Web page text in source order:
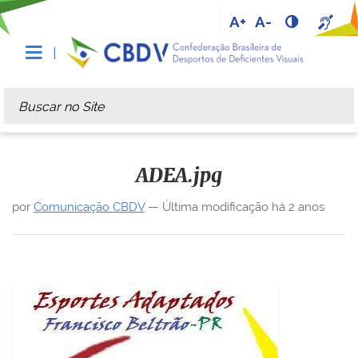
A+ A-
Busca
Busca Avançada…
ADEA.jpg
por Comunicação CBDV— Última modificação há 2 anos